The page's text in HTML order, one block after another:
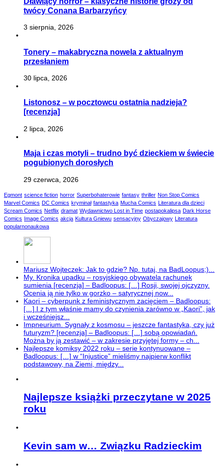
twócy Conana Barbarzyńcy
3 sierpnia, 2026
Tonery – makabryczna nowela z aktualnym
przesłaniem
30 lipca, 2026
Listonosz – w pocztowcu ostatnia nadzieja?
[recenzja]
2 lipca, 2026
Maja i czas motyli – trudno być dzieckiem w świecie
pogubionych dorosłych
29 czerwca, 2026
Egmont science fiction horror Superbohaterowie fantasy thriller Non Stop Comics
Marvel Comics DC Comics kryminał fantastyka Mucha Comics Literatura dla dzieci
Scream Comics Netflix dramat Wydawnictwo Lost in Time postapokalipsa Dark Horse
Comics Image Comics akcja Kultura Gniewu sensacyjny Obyczajowy Literatura
popularnonaukowa
Mariusz Wojteczek: Jak to gdzie? Np. tutaj, na BadLoopus;)...
My. Kronika upadku – rosyjskiego obywatela rachunek
sumienia [recenzja] – Badloopus: […] Rosji, swojej ojczyzny.
Ocenia ją nie tylko w gorzko – satyrycznej now...
Kaori – cyberpunk z feministycznym zacięciem – Badloopus:
[…] I z tym właśnie mamy do czynienia zarówno w „Kaori”, jak
i wcześniejsz...
Impneurium. Sygnały z kosmosu – jeszcze fantastyka, czy już
futuryzm? [recenzja] – Badloopus: […] sobą opowiadań.
Można by ją zestawić – w zakresie przyjętej formy – ch...
Najlepsze komiksy 2022 roku – serie kontynuowane –
Badloopus: […] w “Injustice” mieliśmy najpierw konflikt
podstawowy, na Ziemi, między...
Najlepsze książki przeczytane w 2025
roku
Kevin sam w… Związku Radzieckim